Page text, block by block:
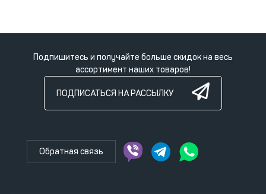
Подпишитесь и получайте больше скидок на весь
ассортимент наших товаров!
ПОДПИСАТЬСЯ НА РАССЫЛКУ
Обратная связь